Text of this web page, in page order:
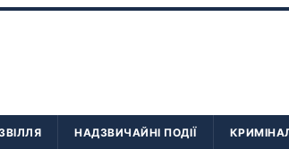
НАДЗВИЧАЙНІ ПОДІЇ